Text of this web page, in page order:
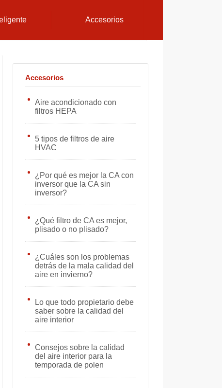
Accesorios
Accesorios
Aire acondicionado con
filtros HEPA
5 tipos de filtros de aire
HVAC
¿Por qué es mejor la CA con
inversor que la CA sin
inversor?
¿Qué filtro de CA es mejor,
plisado o no plisado?
¿Cuáles son los problemas
detrás de la mala calidad del
aire en invierno?
Lo que todo propietario debe
saber sobre la calidad del
aire interior
Consejos sobre la calidad
del aire interior para la
temporada de polen